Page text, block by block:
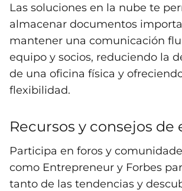
Las soluciones en la nube te
almacenar documentos
mantener una comunicación
equipo y socios, reduciendo la
de una oficina física y
flexibilidad.
Recursos y consejos de
Participa en foros y
como Entrepreneur y Forbes
tanto de las tendencias y